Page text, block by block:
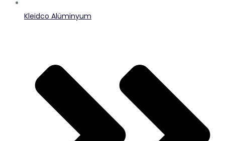
Kleidco Alüminyum